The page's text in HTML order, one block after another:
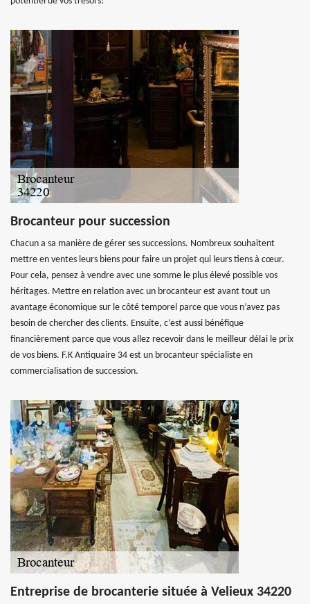
Brocanteur pour succession
Chacun a sa manière de gérer ses successions. Nombreux souhaitent
mettre en ventes leurs biens pour faire un projet qui leurs tiens à cœur.
Pour cela, pensez à vendre avec une somme le plus élevé possible vos
héritages. Mettre en relation avec un brocanteur est avant tout un
avantage économique sur le côté temporel parce que vous n’avez pas
besoin de chercher des clients. Ensuite, c’est aussi bénéfique
financièrement parce que vous allez recevoir dans le meilleur délai le prix
de vos biens. F.K Antiquaire 34 est un brocanteur spécialiste en
commercialisation de succession.
Entreprise de brocanterie située à Velieux 34220